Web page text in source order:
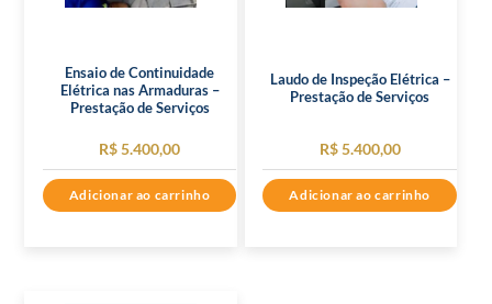
Ensaio de Continuidade
Elétrica nas Armaduras –
Prestação de Serviços
R$5.400,00
Adicionar ao carrinho
Laudo de Inspeção Elétrica –
Prestação de Serviços
R$5.400,00
Adicionar ao carrinho